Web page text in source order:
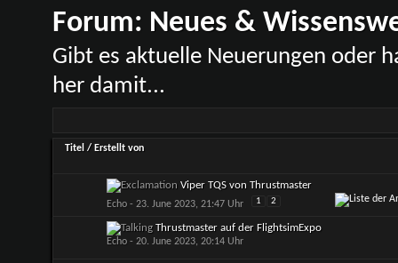
Forum: Neues &
Gibt es aktuelle Neuerungen oder
her damit...
Titel / Erstellt von
Viper TQS von Thrustmaster
Echo- 23. June 2023, 21:47 Uhr 1 2
Thrustmaster auf der FlightsimExpo
Echo- 20. June 2023, 20:14 Uhr